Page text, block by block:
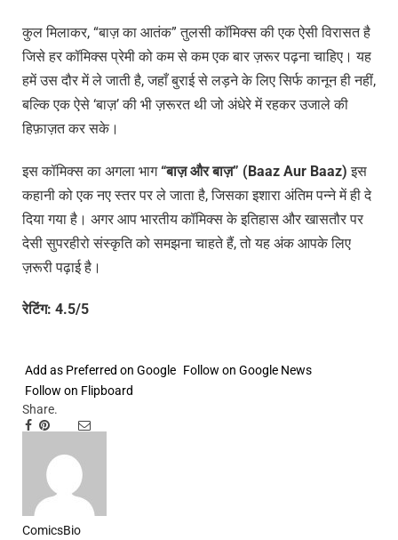
कुल मिलाकर, “बाज़ का आतंक” तुलसी कॉमिक्स की एक ऐसी विरासत है
जिसे हर कॉमिक्स प्रेमी को कम से कम एक बार ज़रूर पढ़ना चाहिए। यह
हमें उस दौर में ले जाती है, जहाँ बुराई से लड़ने के लिए सिर्फ कानून ही नहीं,
बल्कि एक ऐसे ‘बाज़’ की भी ज़रूरत थी जो अंधेरे में रहकर उजाले की
हिफ़ाज़त कर सके।
इस कॉमिक्स का अगला भाग“बाज़ और बाज़” (Baaz Aur Baaz) इस
कहानी को एक नए स्तर पर ले जाता है, जिसका इशारा अंतिम पन्ने में ही दे
दिया गया है। अगर आप भारतीय कॉमिक्स के इतिहास और खासतौर पर
देसी सुपरहीरो संस्कृति को समझना चाहते हैं, तो यह अंक आपके लिए
ज़रूरी पढ़ाई है।
रेटिंग: 4.5/5
Add as Preferred on Google Follow on Google News
Follow on Flipboard
Share.
Facebook
Pinterest
Tumblr
Bluesky
Threads
EmailCopy
ComicsBio